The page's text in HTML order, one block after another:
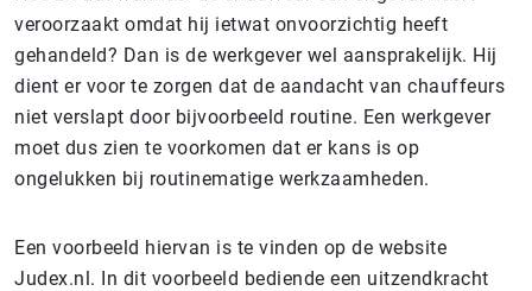
veroorzaakt omdat hij ietwat onvoorzichtig heeft
gehandeld? Dan is de werkgever wel aansprakelijk. Hij
dient er voor te zorgen dat de aandacht van chauffeurs
niet verslapt door bijvoorbeeld routine. Een werkgever
moet dus zien te voorkomen dat er kans is op
ongelukken bij routinematige werkzaamheden.
Een voorbeeld hiervan is te vinden op de website
Judex.nl. In dit voorbeeld bediende een uitzendkracht